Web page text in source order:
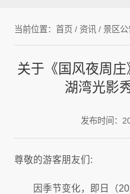
当前位置： 首页 / 资讯 / 景区公
关于《国风夜周
湖湾光影
发布时间：
尊敬的游客朋友们:
因季节变化，即日（